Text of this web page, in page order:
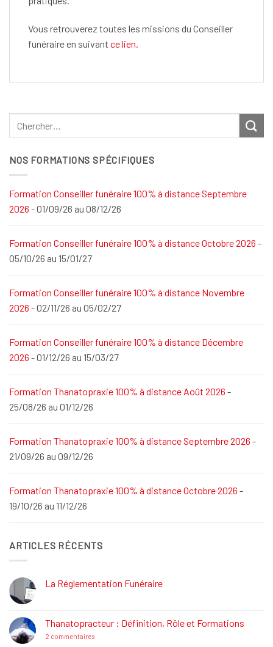
Vous retrouverez toutes les missions du Conseiller
funéraire en suivant ce lien.
NOS FORMATIONS SPÉCIFIQUES
Formation Conseiller funéraire 100% à distance Septembre
2026 - 01/09/26 au 08/12/26
Formation Conseiller funéraire 100% à distance Octobre 2026 -
05/10/26 au 15/01/27
Formation Conseiller funéraire 100% à distance Novembre
2026 - 02/11/26 au 05/02/27
Formation Conseiller funéraire 100% à distance Décembre
2026 - 01/12/26 au 15/03/27
Formation Thanatopraxie 100% à distance Août 2026 -
25/08/26 au 01/12/26
Formation Thanatopraxie 100% à distance Septembre 2026 -
21/09/26 au 09/12/26
Formation Thanatopraxie 100% à distance Octobre 2026 -
19/10/26 au 11/12/26
ARTICLES RÉCENTS
La Réglementation Funéraire
La
Réglementation
Funéraire
Thanatopracteur : Définition, Rôle et Formations
2 commentairessur